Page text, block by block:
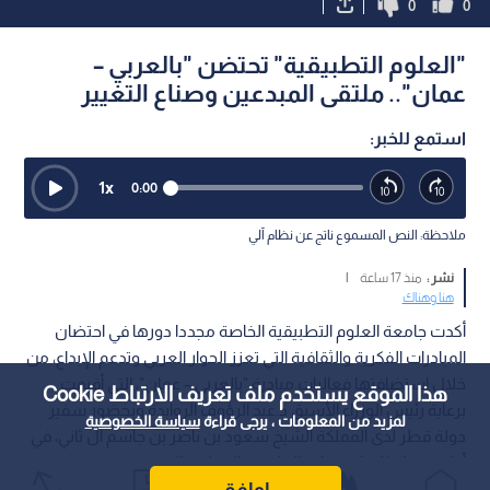
هذا الموقع يستخدم ملف تعريف الارتباط Cookie
لمزيد من المعلومات ، يرجى قراءةسياسة الخصوصية
0
0
"العلوم التطبيقية" تحتضن "بالعربي –
عمان".. ملتقى المبدعين وصناع التغيير
استمع للخبر:
0:00
1x
ملاحظة: النص المسموع ناتج عن نظام آلي
نشر : منذ 17 ساعة
|
هنا وهناك
أكدت جامعة العلوم التطبيقية الخاصة مجددا دورها في احتضان
المبادرات الفكرية والثقافية التي تعزز الحوار العربي وتدعم الإبداع، من
خلال استضافتها فعاليات مبادرة "بالعربي – عمان"، التي أقيمت
برعاية رئيس الوزراء الأسبق د.عبد الرؤوف الروابدة وبحضور سفير
دولة قطر لدى المملكة الشيخ سعود بن ناصر بن جاسم آل ثاني، في
أول محطة للمبادرة خارج العاصمة القطرية الدوحة.